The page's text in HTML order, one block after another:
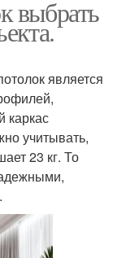
выбрать
является
каркас
учитывать,
23 кг. То